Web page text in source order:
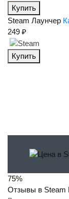
Купить
Steam Лаунчер
249 ₽
Купить
75%
Отзывы в Steam